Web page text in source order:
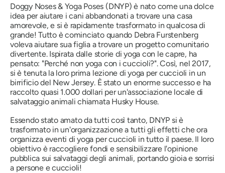
Doggy Noses & Yoga Poses (DNYP) è nato come una dolce
idea per aiutare i cani abbandonati a trovare una casa
amorevole, e si è rapidamente trasformato in qualcosa di
grande! Tutto è cominciato quando Debra Furstenberg
voleva aiutare sua figlia a trovare un progetto comunitario
divertente. Ispirata dalle storie di yoga con le capre, ha
pensato: "Perché non yoga con i cuccioli?".Così, nel 2017,
si è tenuta la loro prima lezione di yoga per cuccioli in un
birrificio del New Jersey. È stato un enorme successo e ha
raccolto quasi 1.000 dollari per un'associazione locale di
salvataggio animali chiamata Husky House.
Essendo stato amato da tutti così tanto, DNYP si è
trasformato in un'organizzazione a tutti gli effetti che ora
organizza eventi di yoga per cuccioli in tutto il paese. Il loro
obiettivo è raccogliere fondi e sensibilizzare l'opinione
pubblica sui salvataggi degli animali, portando gioia e sorrisi
a persone e cuccioli!